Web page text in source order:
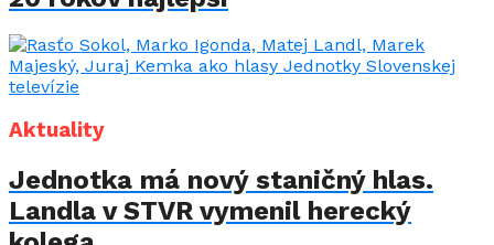
Aktuality
Jednotka má nový staničný hlas.
Landla v STVR vymenil herecký